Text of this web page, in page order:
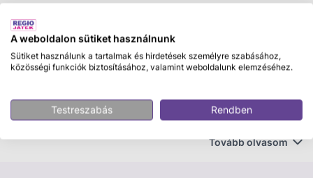
Leírás
Gyémántfestés, most a kicsiknek is! Ezzel a
fantasztikus Óriás drágakő gyémántfestő készlettel
nagy kövek öntapadósak és hat fényes kártyára
ragaszthatók. Először egy káprázatos teknőst vagy
egy varázslatos egyszarvút készítesz? Tartalma: 6
Tovább olvasom
A weboldalon sütiket használnunk
Sütiket használunk a tartalmak és hirdetések személyre szabásához,
közösségi funkciók biztosításához, valamint weboldalunk elemzéséhez.
Testreszabás Rendben